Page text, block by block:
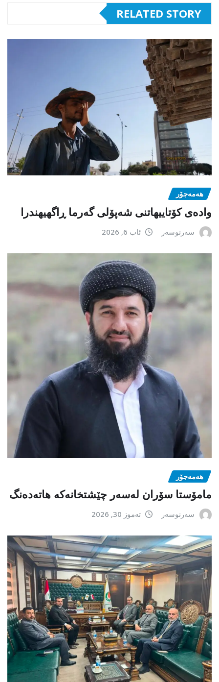
RELATED STORY
هەمەجۆر
وادەی کۆتاییهاتنی شەپۆلی گەرما ڕاگهیهندرا
سەرنوسەر ئاب 6, 2026
هەمەجۆر
مامۆستا سۆران لەسەر چێشتخانەكە هاتەدەنگ
سەرنوسەر تەموز 30, 2026